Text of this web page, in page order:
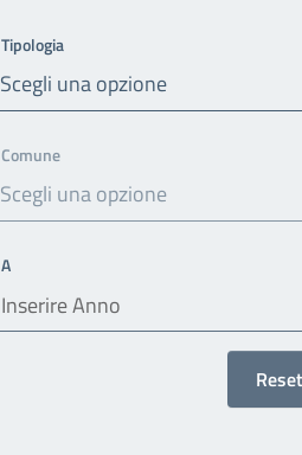
Tipologia
Scegli una opzione
Comune
Scegli una opzione
A
Reset